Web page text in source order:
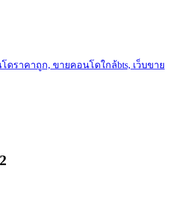
ราคาถูก, ขายคอนโดใกล้bts, เว็บขาย